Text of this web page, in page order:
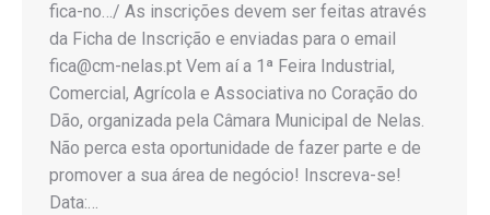
fica-no…/ As inscrições devem ser feitas através
da Ficha de Inscrição e enviadas para o email
fica@cm-nelas.pt Vem aí a 1ª Feira Industrial,
Comercial, Agrícola e Associativa no Coração do
Dão, organizada pela Câmara Municipal de Nelas.
Não perca esta oportunidade de fazer parte e de
promover a sua área de negócio! Inscreva-se!
Data:…